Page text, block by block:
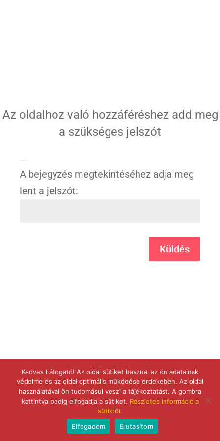
Az oldalhoz való hozzáféréshez add meg
a szükséges jelszót
A bejegyzés megtekintéséhez adja meg
lent a jelszót:
Küldés
Kedves Látogató! Az oldal sütiket használ az ön adatainak
védelme és az oldal optimális működése érdekében. Az oldal
használatával ön tudomásul veszi a tájékoztatást. A gombra
kattintva pedig elfogadja a sütiket. Részletes információ a
sütikről.
Elfogadom
Elutasítom